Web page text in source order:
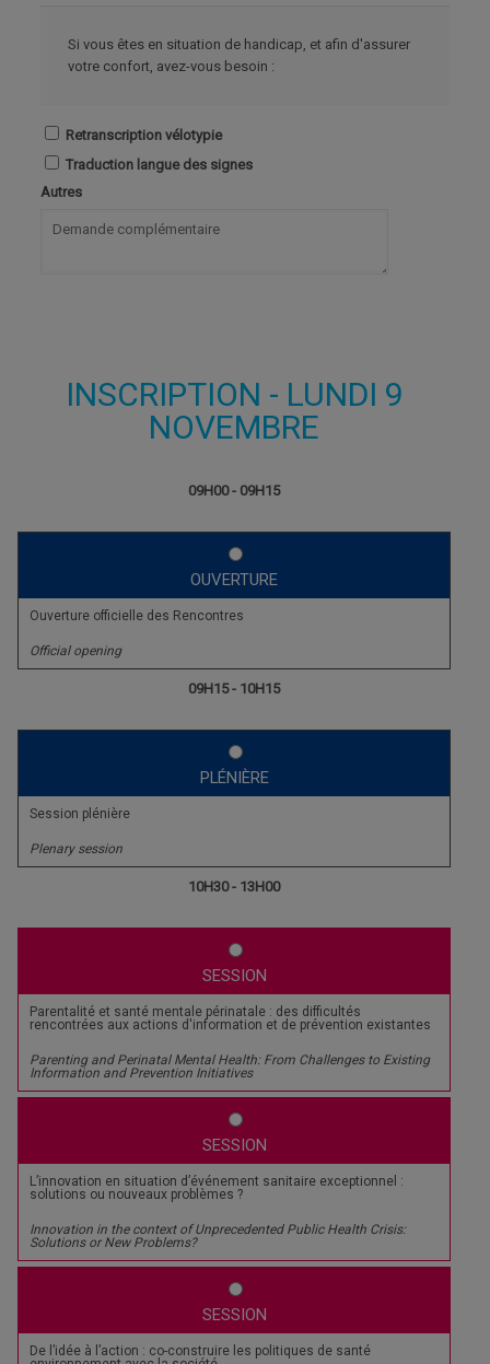
Si vous êtes en situation de handicap, et afin d'assurer
votre confort, avez-vous besoin :
Retranscription vélotypie
Traduction langue des signes
Autres
INSCRIPTION - LUNDI 9
NOVEMBRE
09H00 - 09H15
OUVERTURE
Ouverture officielle des Rencontres
Official opening
09H15 - 10H15
PLÉNIÈRE
Session plénière
Plenary session
10H30 - 13H00
SESSION
Parentalité et santé mentale périnatale : des difficultés
rencontrées aux actions d'information et de prévention existantes
Parenting and Perinatal Mental Health: From Challenges to Existing
Information and Prevention Initiatives
SESSION
L’innovation en situation d’événement sanitaire exceptionnel :
solutions ou nouveaux problèmes ?
Innovation in the context of Unprecedented Public Health Crisis:
Solutions or New Problems?
SESSION
De l’idée à l’action : co-construire les politiques de santé